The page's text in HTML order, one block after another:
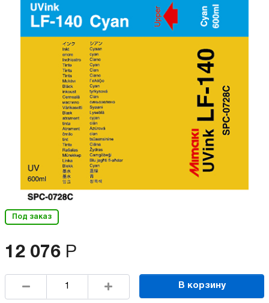
Под заказ
12 076 Р
В корзину